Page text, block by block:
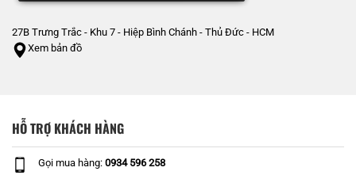
27B Trưng Trắc - Khu 7 - Hiệp Bình Chánh - Thủ Đức - HCM
Xem bản đồ
HỖ TRỢ KHÁCH HÀNG
Gọi mua hàng: 0934 596 258